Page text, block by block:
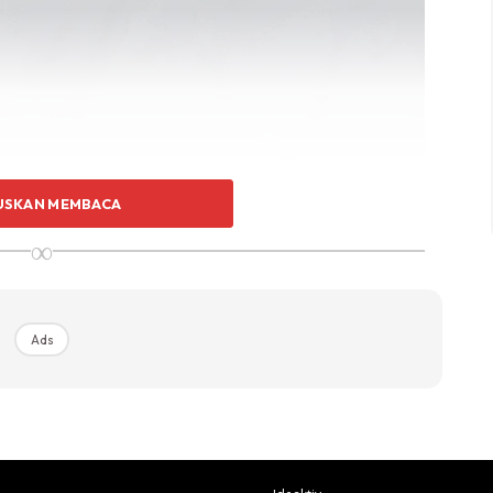
MEMBACA
∞
Ads